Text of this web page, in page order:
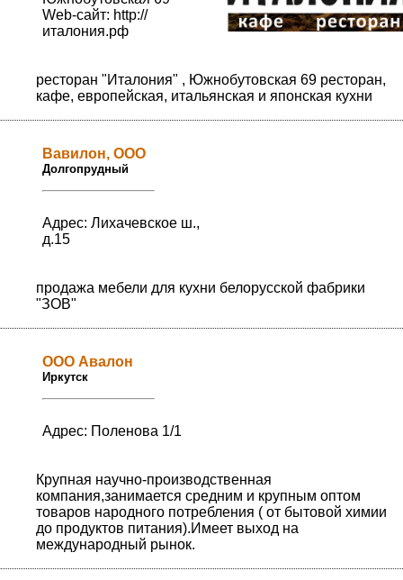
Web-сайт: http://
италония.рф
ресторан "Италония" , Южнобутовская 69 ресторан,
кафе, европейская, итальянская и японская кухни
Вавилон, ООО
Долгопрудный
Адрес: Лихачевское ш.,
д.15
продажа мебели для кухни белорусской фабрики
"ЗОВ"
ООО Авалон
Иркутск
Адрес: Поленова 1/1
Крупная научно-производственная
компания,занимается средним и крупным оптом
товаров народного потребления ( от бытовой химии
до продуктов питания).Имеет выход на
международный рынок.